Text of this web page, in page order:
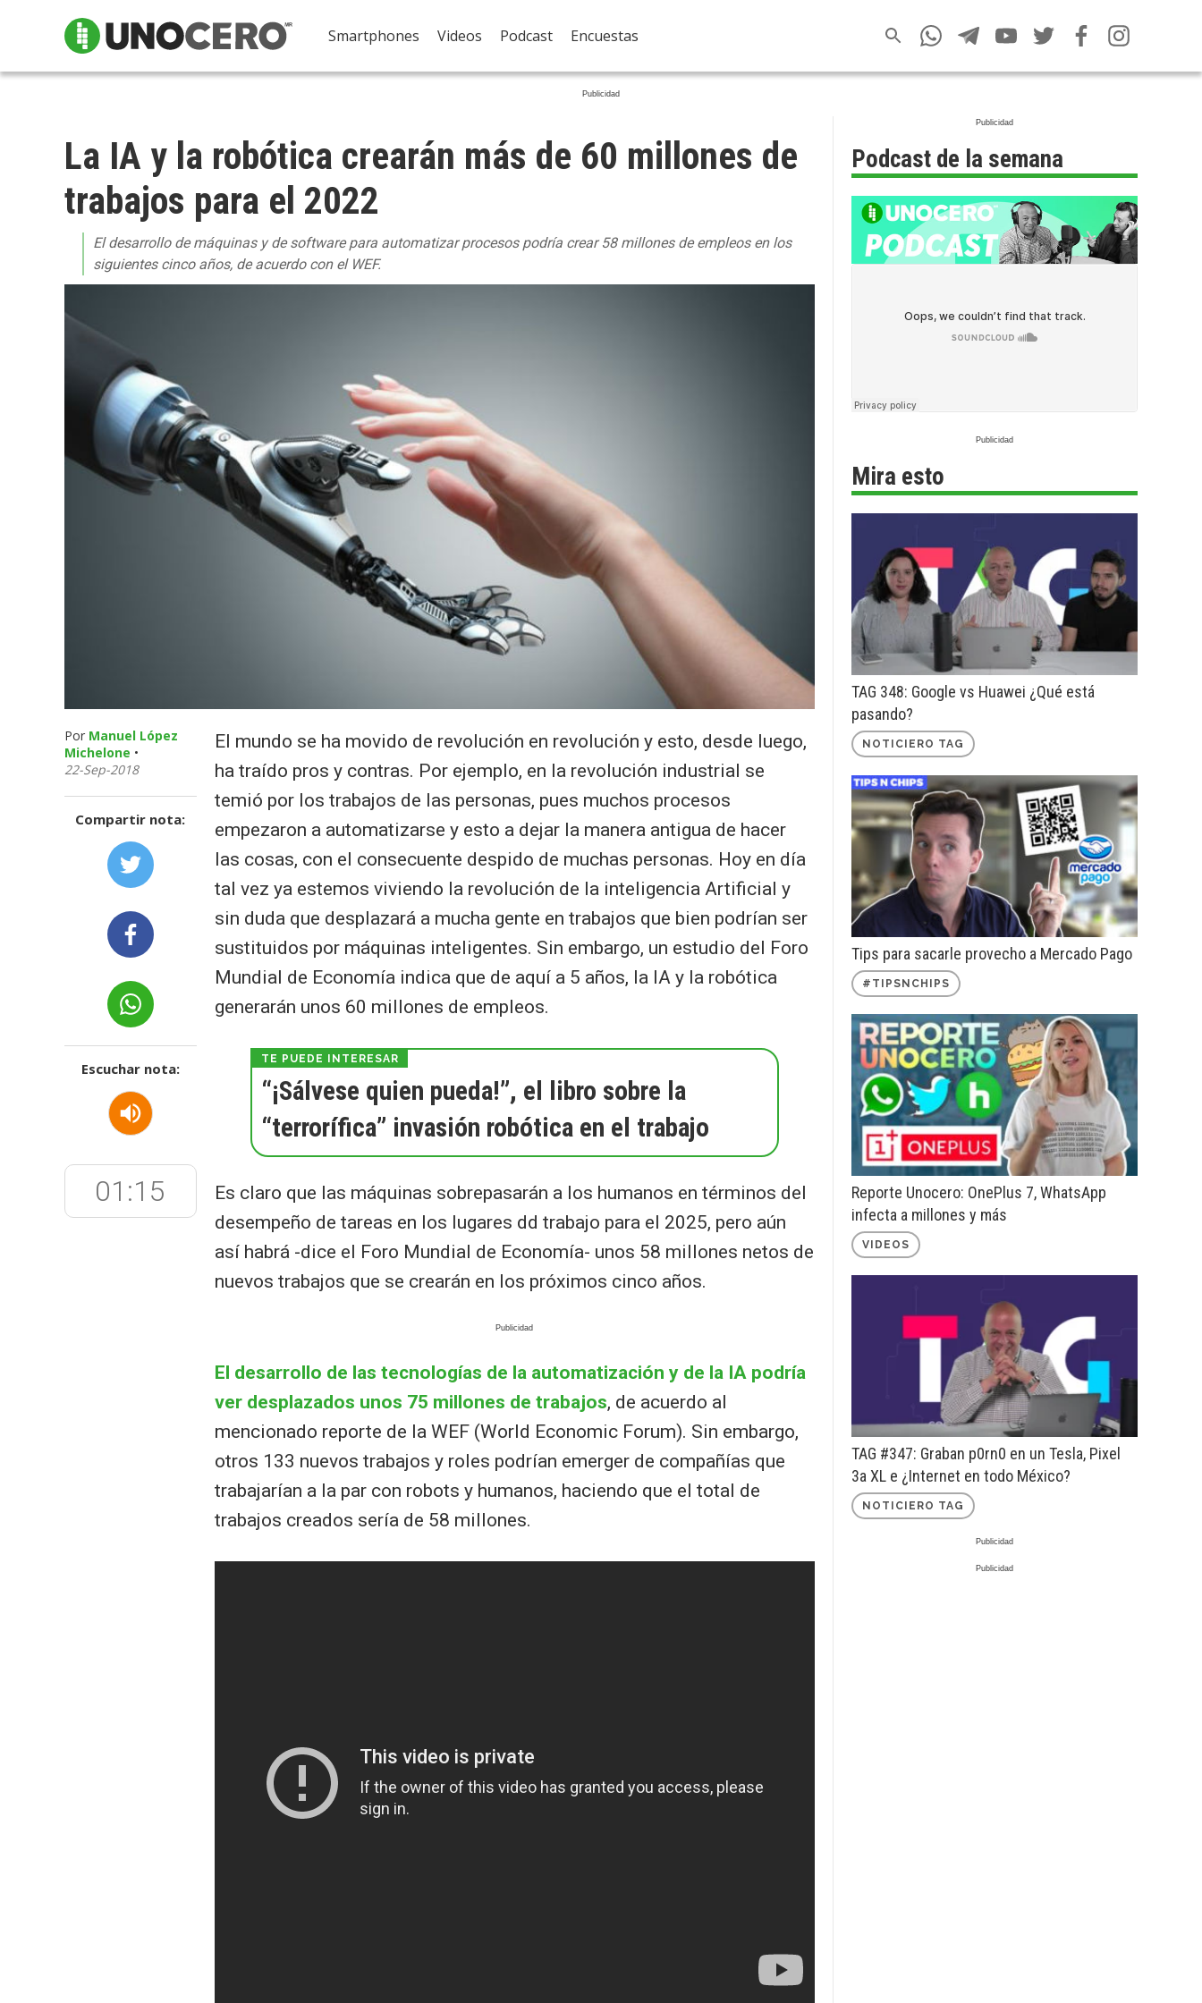
Smartphones Videos Podcast Encuestas
La IA y la robótica crearán más de 60 millones de
trabajos para el 2022
El desarrollo de máquinas y de software para automatizar procesos podría crear 58 millones de empleos en los
siguientes cinco años, de acuerdo con el WEF.
Por Manuel López
Michelone •
22-Sep-2018
Compartir nota:
Escuchar nota:
01:15
El mundo se ha movido de revolución en revolución y esto, desde luego,
ha traído pros y contras. Por ejemplo, en la revolución industrial se
temió por los trabajos de las personas, pues muchos procesos
empezaron a automatizarse y esto a dejar la manera antigua de hacer
las cosas, con el consecuente despido de muchas personas. Hoy en día
tal vez ya estemos viviendo la revolución de la inteligencia Artificial y
sin duda que desplazará a mucha gente en trabajos que bien podrían ser
sustituidos por máquinas inteligentes. Sin embargo, un estudio del Foro
Mundial de Economía indica que de aquí a 5 años, la IA y la robótica
generarán unos 60 millones de empleos.
“¡Sálvese quien pueda!”, el libro sobre la
“terrorífica” invasión robótica en el trabajo
Es claro que las máquinas sobrepasarán a los humanos en términos del
desempeño de tareas en los lugares dd trabajo para el 2025, pero aún
así habrá -dice el Foro Mundial de Economía- unos 58 millones netos de
nuevos trabajos que se crearán en los próximos cinco años.
El desarrollo de las tecnologías de la automatización y de la IA podría
ver desplazados unos 75 millones de trabajos, de acuerdo al
mencionado reporte de la WEF (World Economic Forum). Sin embargo,
otros 133 nuevos trabajos y roles podrían emerger de compañías que
trabajarían a la par con robots y humanos, haciendo que el total de
trabajos creados sería de 58 millones.
Podcast de la semana
Mira esto
TAG 348: Google vs Huawei ¿Qué está
pasando?
NOTICIERO TAG
Tips para sacarle provecho a Mercado Pago
#TIPSNCHIPS
Reporte Unocero: OnePlus 7, WhatsApp
infecta a millones y más
VIDEOS
TAG #347: Graban p0rn0 en un Tesla, Pixel
3a XL e ¿Internet en todo México?
NOTICIERO TAG